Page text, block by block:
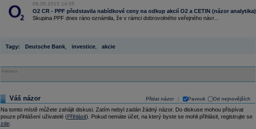
08.06.2015 14:05
O2 CR - PPF představila nabídkové ceny na odkup akcií O2 a CETIN (názor analytika)
Skupina PPF dnes ráno oznámila, že v rámci dobrovolného veřejného návr...
Tagy: Deutsche Bank, investice, akcie
Reklama
Přidat názor Pavouk Od nejnovějších
Váš názor
Na tomto místě můžete zahájit diskusi. Zatím nebyl zadán žádný názor. Do diskuse mohou přispívat
pouze přihlášení uživatelé (Přihlásit). Pokud nemáte účet, na který byste se mohli přihlásit, registrujte se
zde.